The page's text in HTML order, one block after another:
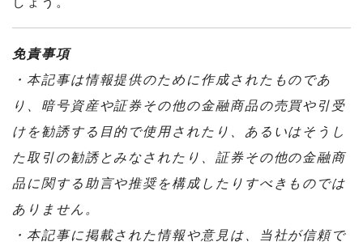
免責事項
・本記事は情報提供のために作成されたものであ
り、暗号資産や証券その他の金融商品の売買や引受
けを勧誘する目的で使用されたり、あるいはそうし
た取引の勧誘とみなされたり、証券その他の金融商
品に関する助言や推奨を構成したりすべきものでは
ありません。
・本記事に掲載された情報や意見は、当社が信頼で